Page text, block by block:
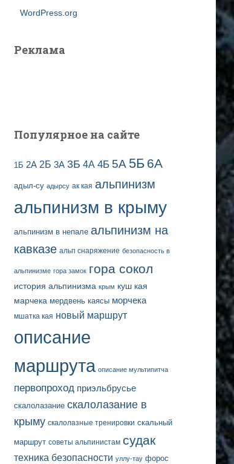
WordPress.org
Реклама
Популярное на сайте
1Б 2А 2Б 3А 3Б 4А 4Б 5А 5Б 6А
адыл-су адырсу ак кая альпинизм
альпинизм в крыму
альпинизм в непале альпинизм на
кавказе альп снаряжение безопасность в
альпинизме гора замок гора сокол
история альпинизма крым куш кая
марчека мердвень каясы морчека
мшатка кая новый маршрут
описание
маршрута описание мультипитча
первопроход приэльбрусье
скалолазание скалолазание в
крыму скалолазные тренировки скальный
маршрут советы альпинистам судак
техника безопасности уллу-тау форос